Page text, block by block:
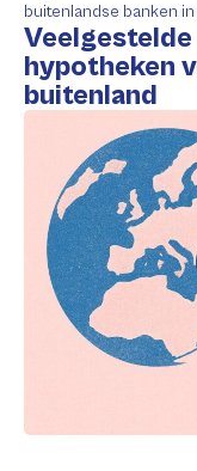
buitenlandse banken
hypotheken
buitenland